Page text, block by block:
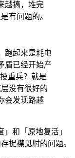
越搞，堆完
有问题的。
跑起来是耗电
盾已经开始产
重兵？就是
没有很好的
会发现路越
」和「原地复活」
捉襟见肘的问题。